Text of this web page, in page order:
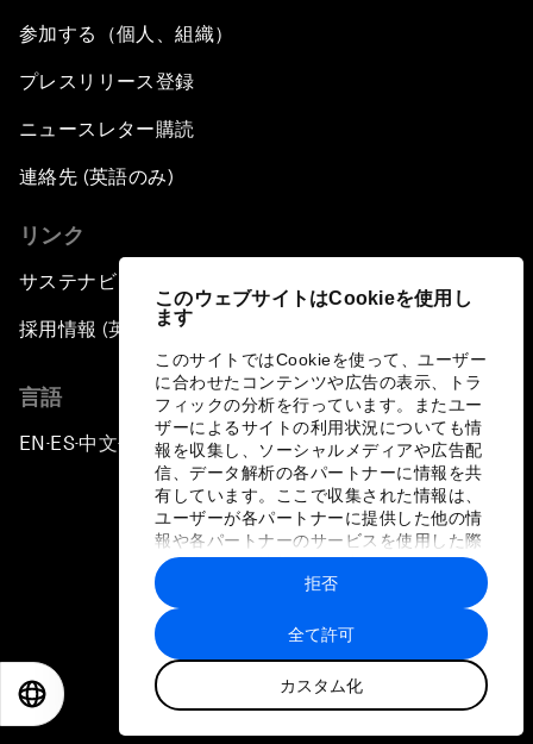
このウェブサイトはCookieを使用し
ます
このサイトではCookieを使って、ユーザー
に合わせたコンテンツや広告の表示、トラ
フィックの分析を行っています。またユー
ザーによるサイトの利用状況についても情
報を収集し、ソーシャルメディアや広告配
信、データ解析の各パートナーに情報を共
有しています。ここで収集された情報は、
ユーザーが各パートナーに提供した他の情
報や各パートナーのサービスを使用した際
に収集された情報と組み合わされ、各パー
トナーによって使用されることがありま
す。
全て許可
カスタム化
拒否
参加する（個人、組織）
プレスリリース登録
ニュースレター購読
連絡先 (英語のみ)
リンク
サステナビリティへの取り組み
採用情報 (英語のみ)
言語
EN ▪ ES▪中文▪ 日本語
プライバシーポリシーと利用規約
サイトマップ
©
世界経済フォーラム